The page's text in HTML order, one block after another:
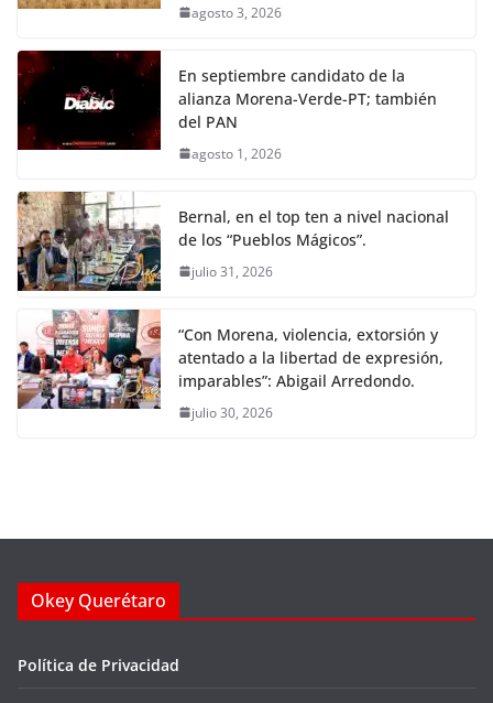
agosto 3, 2026
En septiembre candidato de la
alianza Morena-Verde-PT; también
del PAN
agosto 1, 2026
Bernal, en el top ten a nivel nacional
de los “Pueblos Mágicos”.
julio 31, 2026
“Con Morena, violencia, extorsión y
atentado a la libertad de expresión,
imparables”: Abigail Arredondo.
julio 30, 2026
Okey Querétaro
Política de Privacidad